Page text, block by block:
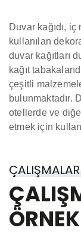
Duvar kağıdı,
kullanılan
duvar kağıtları
kağıt
çeşitli
bulunmaktadır.
otellerde ve
etmek için
ÇALIŞMALAR